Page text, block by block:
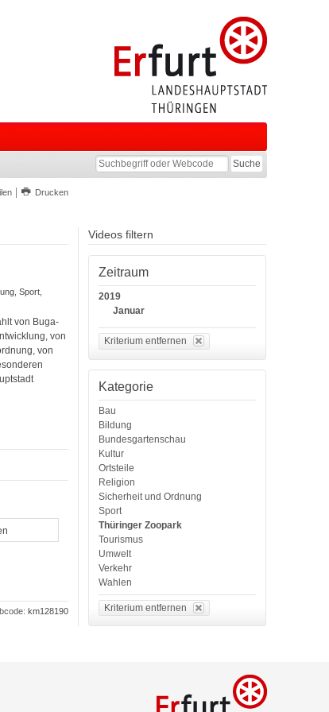
Drucken
Sport,
von Buga-
von
von
km128190
Videos filtern
Zeitraum
2019
Januar
Kriterium entfernen
Kategorie
Bau
Bildung
Bundesgartenschau
Kultur
Ortsteile
Religion
Sicherheit und Ordnung
Sport
Thüringer Zoopark
Tourismus
Umwelt
Verkehr
Wahlen
Kriterium entfernen